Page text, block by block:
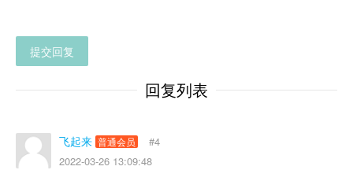
提交回复
回复列表
飞起来 普通会员
#4
2022-03-26 13:09:48